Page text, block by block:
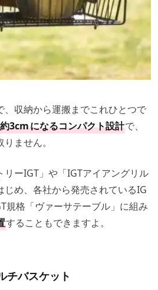
、収納から運搬までこれひとつで
3cmになるコンパクト設計で、
ません。
リーIGT」や「IGTアイアングリル
じめ、各社から発売されているIG
規格「ヴァーサテーブル」に組み
することもできますよ。
チバスケット